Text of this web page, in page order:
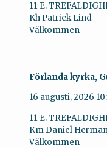
11 E.
Kh Patrick Lind
Välkommen
Förlanda kyrka,
16 augusti, 2026
11 E.
Km Daniel
Välkommen